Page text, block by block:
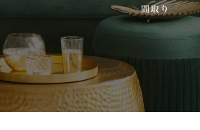
間取り